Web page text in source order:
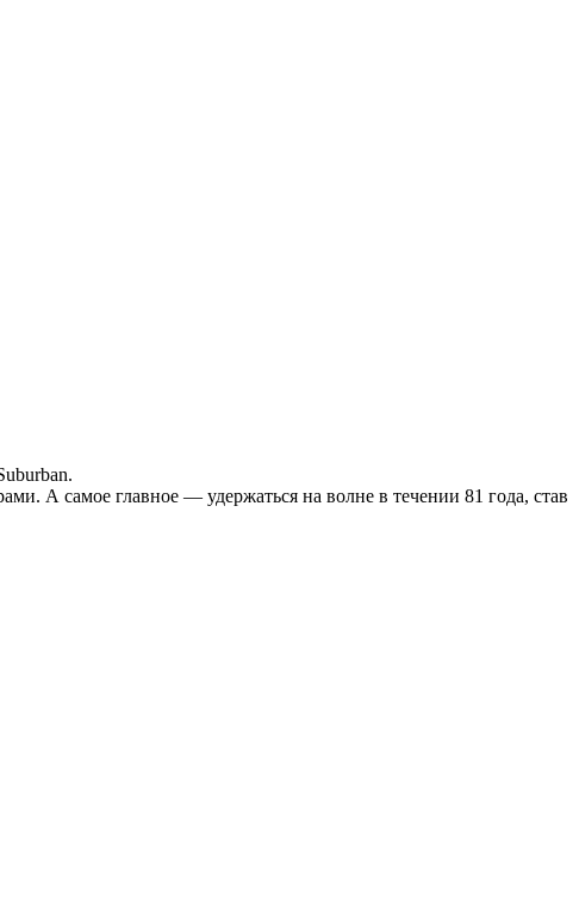
А самое главное — удержаться на волне в течении 81 года, став